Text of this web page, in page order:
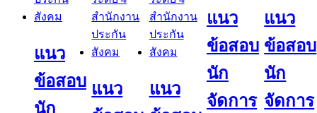
แนว
ข้อสอบ
นัก
แนว
แนว
แนว
ข้อสอบ
นัก
จัดการ
แนว
ข้อสอบ
นัก
จัดการ